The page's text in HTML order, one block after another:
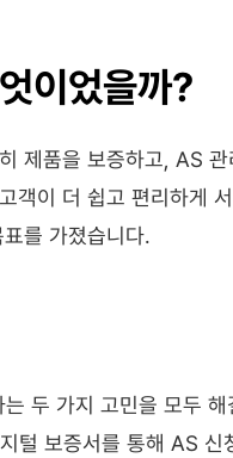
이었을까?
제품을 보증하고, AS 관
객이 더 쉽고 편리하게 서
를 가졌습니다.
두 가지 고민을 모두 해
털 보증서를 통해 AS 신